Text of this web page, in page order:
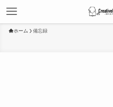
ホーム 備忘録